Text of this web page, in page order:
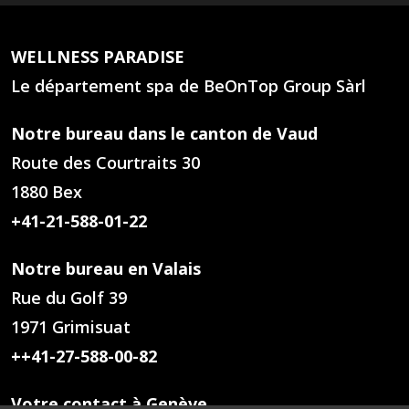
WELLNESS PARADISE
Le département spa de BeOnTop Group Sàrl
Notre bureau dans le canton de Vaud
Route des Courtraits 30
1880 Bex
+41-21-588-01-22
Notre bureau en Valais
Rue du Golf 39
1971 Grimisuat
++41-27-588-00-82
Votre contact à Genève